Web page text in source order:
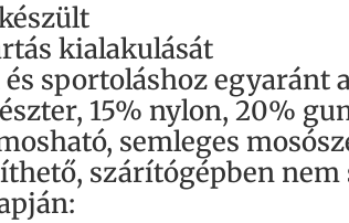
kialakulását
sportoláshoz egyaránt
15% nylon, 20%
semleges
szárítógépben